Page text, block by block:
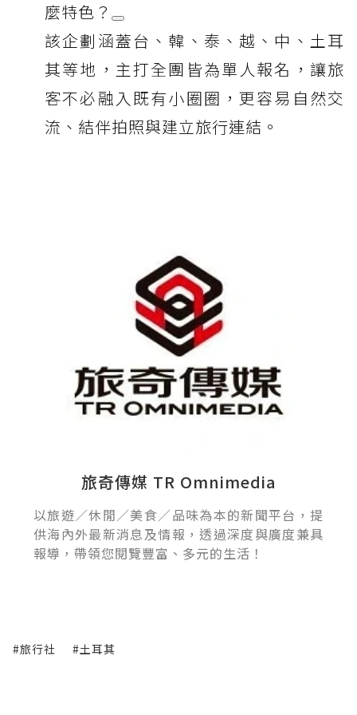
麼特色？
該企劃涵蓋台、韓、泰、越、中、土耳
其等地，主打全團皆為單人報名，讓旅
客不必融入既有小圈圈，更容易自然交
流、結伴拍照與建立旅行連結。
旅奇傳媒 TR Omnimedia
以旅遊／休閒／美食／品味為本的新聞平台，提
供海內外最新消息及情報，透過深度與廣度兼具
報導，帶領您閱覽豐富、多元的生活！
#旅行社 #土耳其